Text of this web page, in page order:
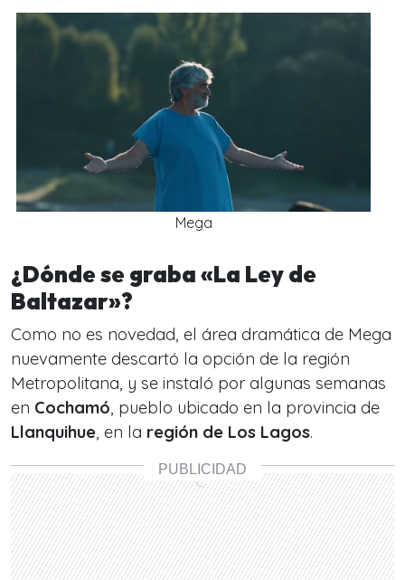
Mega
¿Dónde se graba «La Ley de
Baltazar»?
Como no es novedad, el área dramática de Mega
nuevamente descartó la opción de la región
Metropolitana, y se instaló por algunas semanas
en Cochamó, pueblo ubicado en la provincia de
Llanquihue, en la región de Los Lagos.